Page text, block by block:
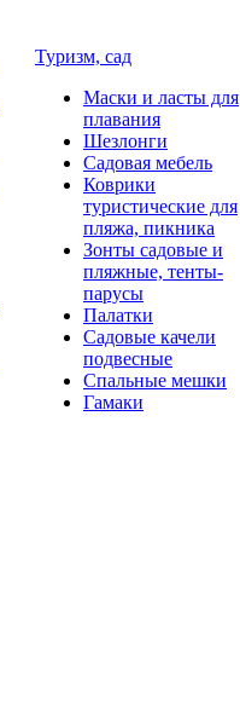
Туризм, сад
Маски и ласты для
плавания
Шезлонги
Садовая мебель
Коврики
туристические для
пляжа, пикника
Зонты садовые и
пляжные, тенты-
парусы
Палатки
Садовые качели
подвесные
Спальные мешки
Гамаки